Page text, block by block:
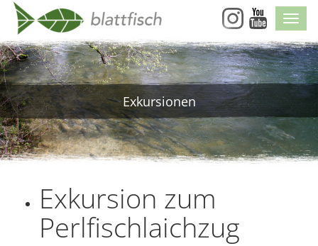
Skip
Navigation
Exkursionen
Exkursion zum
Perlfischlaichzug